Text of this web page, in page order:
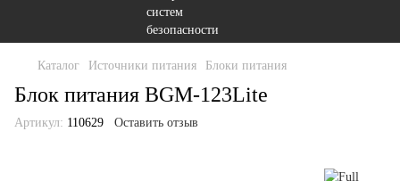
Каталог Источники питания Блоки питания
Блок питания BGM-123Lite
Артикул: 110629 Оставить отзыв